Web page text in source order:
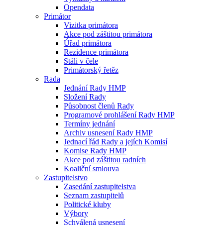
Opendata
Primátor
Vizitka primátora
Akce pod záštitou primátora
Úřad primátora
Rezidence primátora
Stáli v čele
Primátorský řetěz
Rada
Jednání Rady HMP
Složení Rady
Působnost členů Rady
Programové prohlášení Rady HMP
Termíny jednání
Archiv usnesení Rady HMP
Jednací řád Rady a jejích Komisí
Komise Rady HMP
Akce pod záštitou radních
Koaliční smlouva
Zastupitelstvo
Zasedání zastupitelstva
Seznam zastupitelů
Politické kluby
Výbory
Schválená usnesení